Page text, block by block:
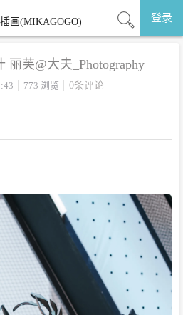
登录
丽芙@大夫_Photography
773 浏览 0条评论